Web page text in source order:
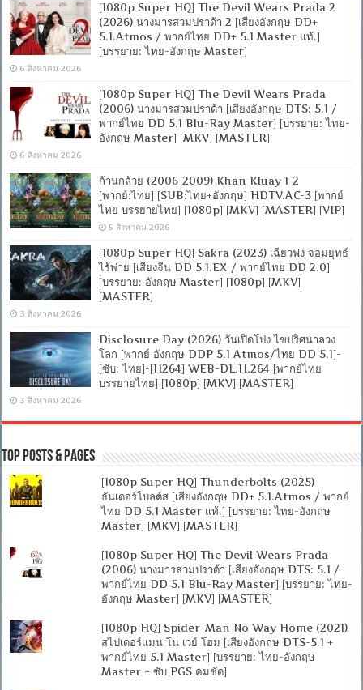
[1080p Super HQ] The Devil Wears Prada 2
(2026) นางมารสวมปราด้า 2 [เสียงอังกฤษ DD+
5.1.Atmos / พากย์ไทย DD+ 5.1 Master แท้.]
[บรรยาย: ไทย-อังกฤษ Master]
6 สิงหาคม 2026
[1080p Super HQ] The Devil Wears Prada
(2006) นางมารสวมปราด้า [เสียงอังกฤษ DTS: 5.1 /
พากย์ไทย DD 5.1 Blu-Ray Master] [บรรยาย: ไทย-
อังกฤษ Master] [MKV] [MASTER]
6 สิงหาคม 2026
ก้านกล้วย (2006-2009) Khan Kluay 1-2
[พากย์:ไทย] [SUB:ไทย+อังกฤษ] HDTV.AC-3 [พากย์
ไทย บรรยายไทย] [1080p] [MKV] [MASTER] [VIP]
5 สิงหาคม 2026
[1080p Super HQ] Sakra (2023) เฉียวฟง จอมยุทธ์
ไร้พ่าย [เสียงจีน DD 5.1.EX / พากย์ไทย DD 2.0]
[บรรยาย: อังกฤษ Master] [1080p] [MKV]
[MASTER]
3 สิงหาคม 2026
Disclosure Day (2026) วันเปิดโปง ไขปริศนาลวง
โลก [พากย์ อังกฤษ DDP 5.1 Atmos/ไทย DD 5.1]-
[ซับ: ไทย]-[H264] WEB-DL.H.264 [พากย์ไทย
บรรยายไทย] [1080p] [MKV] [MASTER]
3 สิงหาคม 2026
Top Posts & Pages
[1080p Super HQ] Thunderbolts (2025)
ธันเดอร์โบลต์ส [เสียงอังกฤษ DD+ 5.1.Atmos / พากย์
ไทย DD 5.1 Master แท้.] [บรรยาย: ไทย-อังกฤษ
Master] [MKV] [MASTER]
[1080p Super HQ] The Devil Wears Prada
(2006) นางมารสวมปราด้า [เสียงอังกฤษ DTS: 5.1 /
พากย์ไทย DD 5.1 Blu-Ray Master] [บรรยาย: ไทย-
อังกฤษ Master] [MKV] [MASTER]
[1080p HQ] Spider-Man No Way Home (2021)
สไปเดอร์แมน โน เวย์ โฮม [เสียงอังกฤษ DTS-5.1 +
พากย์ไทย 5.1 Master] [บรรยาย: ไทย-อังกฤษ
Master + ซับ PGS คมชัด]